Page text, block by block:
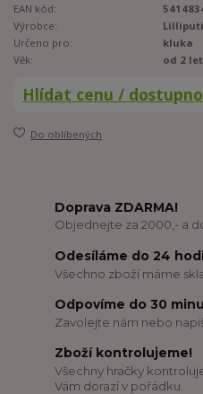
EAN kód:
Výrobce:
Určeno pro:
kluka
Věk:
od 2 let
Hlídat cenu /
Do oblíbených
Doprava ZDARMA!
Objednejte za 2000,- a
Odesíláme do 24
Všechno zboží máme
Odpovíme do 30
Zavolejte nám nebo
Zboží kontrolujeme!
Všechny hračky
Vám dorazí v pořádku.